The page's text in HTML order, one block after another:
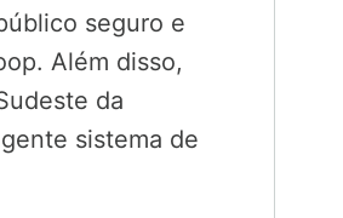
seguro e
Além disso,
da
sistema de